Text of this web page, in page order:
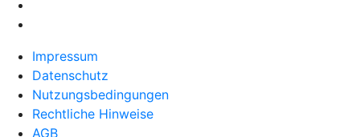
Impressum
Datenschutz
Nutzungsbedingungen
Rechtliche Hinweise
AGB